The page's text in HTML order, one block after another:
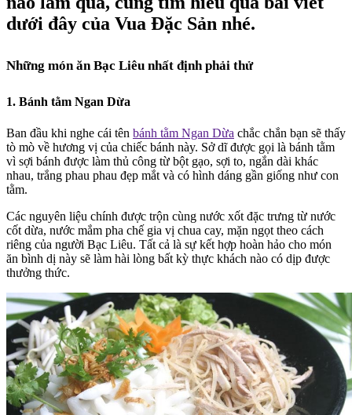
dưới đây của Vua Đặc Sản nhé.
Những món ăn Bạc Liêu nhất định phải thử
1. Bánh tằm Ngan Dừa
Ban đầu khi nghe cái tên bánh tằm Ngan Dừa chắc chắn bạn sẽ thấy
tò mò về hương vị của chiếc bánh này. Sở dĩ được gọi là bánh tằm
vì sợi bánh được làm thủ công từ bột gạo, sợi to, ngắn dài khác
nhau, trắng phau phau đẹp mắt và có hình dáng gần giống như con
tằm.
Các nguyên liệu chính được trộn cùng nước xốt đặc trưng từ nước
cốt dừa, nước mắm pha chế gia vị chua cay, mặn ngọt theo cách
riêng của người Bạc Liêu. Tất cả là sự kết hợp hoàn hảo cho món
ăn bình dị này sẽ làm hài lòng bất kỳ thực khách nào có dịp được
thưởng thức.